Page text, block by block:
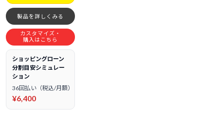
製品を詳しくみる
カスタマイズ・
購入はこちら
ショッピングローン
分割目安シミュレー
ション
36回払い（税込/月額）
¥6,400